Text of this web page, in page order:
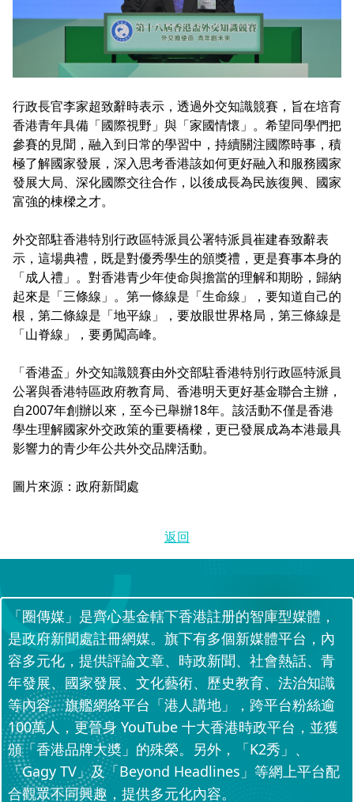
行政長官李家超致辭時表示，透過外交知識競賽，旨在培育
香港青年具備「國際視野」與「家國情懷」。希望同學們把
參賽的見聞，融入到日常的學習中，持續關注國際時事，積
極了解國家發展，深入思考香港該如何更好融入和服務國家
發展大局、深化國際交往合作，以後成長為民族復興、國家
富強的棟樑之才。
外交部駐香港特別行政區特派員公署特派員崔建春致辭表
示，這場典禮，既是對優秀學生的頒獎禮，更是賽事本身的
「成人禮」。對香港青少年使命與擔當的理解和期盼，歸納
起來是「三條線」。第一條線是「生命線」，要知道自己的
根，第二條線是「地平線」，要放眼世界格局，第三條線是
「山脊線」，要勇闖高峰。
「香港盃」外交知識競賽由外交部駐香港特別行政區特派員
公署與香港特區政府教育局、香港明天更好基金聯合主辦，
自2007年創辦以來，至今已舉辦18年。該活動不僅是香港
學生理解國家外交政策的重要橋樑，更已發展成為本港最具
影響力的青少年公共外交品牌活動。
圖片來源：政府新聞處
返回
「圈傳媒」是齊心基金轄下香港註册的智庫型媒體，
是政府新聞處註冊網媒。旗下有多個新媒體平台，內
容多元化，提供評論文章、時政新聞、社會熱話、青
年發展、國家發展、文化藝術、歷史教育、法治知識
等內容。旗艦網絡平台「港人講地」，跨平台粉絲逾
100萬人，更晉身 YouTube 十大香港時政平台，並獲
頒「香港品牌大奬」的殊榮。另外，「K2秀」、
「Gagy TV」及「Beyond Headlines」等網上平台配
合觀眾不同興趣，提供多元化內容。